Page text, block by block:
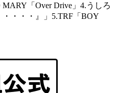
「Over Drive」4.うしろ
・・・』」5.TRF「BOY